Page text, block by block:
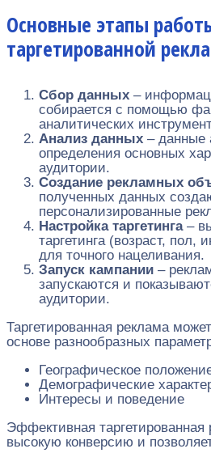
Основные этапы
таргетированной
Сбор данных –
собирается с помощью
аналитических
Анализ данных – данные
определения основных
аудитории.
Создание рекламных
полученных данных
персонализированные
Настройка таргетинга–
таргетинга (возраст, пол,
для точного нацеливания.
Запуск кампании –
запускаются и
аудитории.
Таргетированная реклама
основе разнообразных
Географическое
Демографические
Интересы и поведение
Эффективная таргетированная
высокую конверсию и